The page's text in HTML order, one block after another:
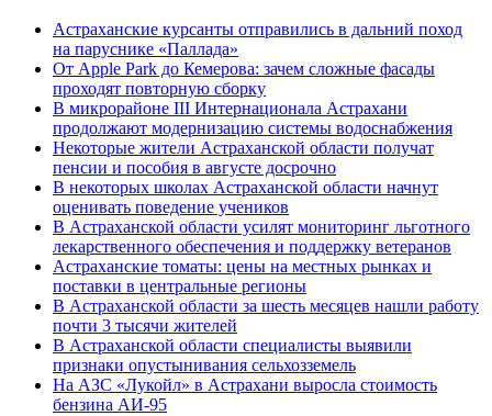
Астраханские курсанты отправились в дальний поход
на паруснике «Паллада»
От Apple Park до Кемерова: зачем сложные фасады
проходят повторную сборку
В микрорайоне III Интернационала Астрахани
продолжают модернизацию системы водоснабжения
Некоторые жители Астраханской области получат
пенсии и пособия в августе досрочно
В некоторых школах Астраханской области начнут
оценивать поведение учеников
В Астраханской области усилят мониторинг льготного
лекарственного обеспечения и поддержку ветеранов
Астраханские томаты: цены на местных рынках и
поставки в центральные регионы
В Астраханской области за шесть месяцев нашли работу
почти 3 тысячи жителей
В Астраханской области специалисты выявили
признаки опустынивания сельхозземель
На АЗС «Лукойл» в Астрахани выросла стоимость
бензина АИ-95